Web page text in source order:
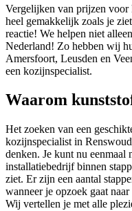
Vergelijken van prijzen voor
heel gemakkelijk zoals je
reactie! We helpen niet
Nederland! Zo hebben wij
Amersfoort, Leusden en
een kozijnspecialist.
Waarom
Het zoeken van een
kozijnspecialist in
denken. Je kunt nu
installatiebedrijf binnen
ziet. Er zijn een aantal
wanneer je opzoek gaat
Wij vertellen je met alle